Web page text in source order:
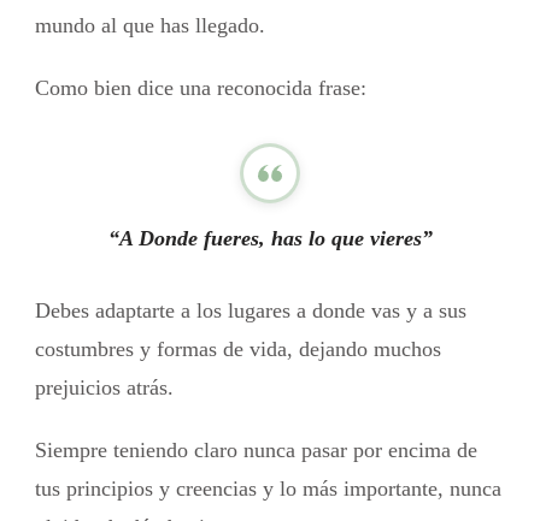
mundo al que has llegado.
Como bien dice una reconocida frase:
“A Donde fueres, has lo que vieres”
Debes adaptarte a los lugares a donde vas y a sus
costumbres y formas de vida, dejando muchos
prejuicios atrás.
Siempre teniendo claro nunca pasar por encima de
tus principios y creencias y lo más importante, nunca